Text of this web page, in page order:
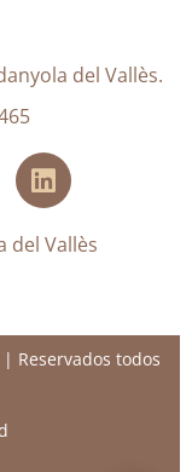
del Vallès.
del Vallès
| Reservados todos